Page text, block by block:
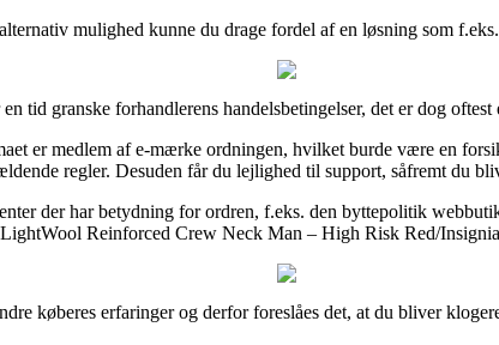
mulighed kunne du drage fordel af en løsning som
tid granske forhandlerens handelsbetingelser, det er dog oftest
er medlem af e-mærke ordningen, hvilket burde være en
regler. Desuden får du lejlighed til support, såfremt du
der har betydning for ordren, f.eks. den byttepolitik
Reinforced Crew Neck Man – High Risk Red/
køberes erfaringer og derfor foreslåes det, at du bliver